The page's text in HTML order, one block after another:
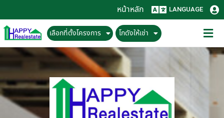
หน้าหลัก LANGUAGE
เลือกที่ตั้งโครงการ โกดังให้เช่า